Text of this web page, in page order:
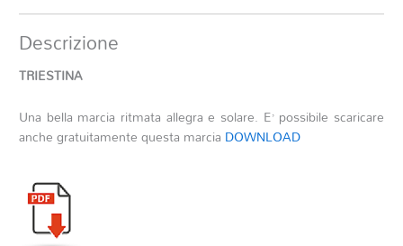
Descrizione
TRIESTINA
Una bella marcia ritmata allegra e solare. E’ possibile scaricare
anche gratuitamente questa marcia DOWNLOAD